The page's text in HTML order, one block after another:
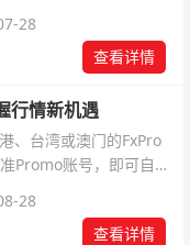
28
查看详情
行情新机遇
、台湾或澳门的FxPro
Promo账号，即可自动
28
查看详情